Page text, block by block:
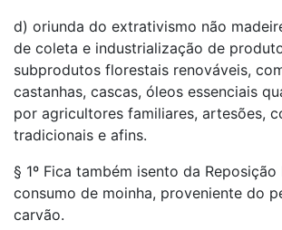
d) oriunda do extrativismo não
de coleta e industrialização de
subprodutos florestais renováveis,
castanhas, cascas, óleos essenciais
por agricultores familiares, artesões,
tradicionais e afins.
§ 1º Fica também isento da Reposição
consumo de moinha, proveniente do
carvão.